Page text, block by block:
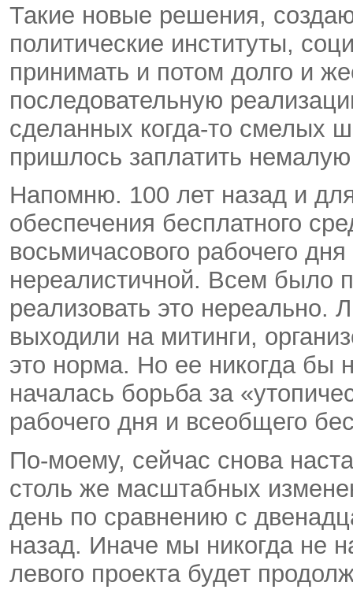
Такие новые решения,
политические институты,
принимать и потом долго и
последовательную
сделанных когда-то смелых
пришлось заплатить
Напомню. 100 лет назад и
обеспечения бесплатного
восьмичасового рабочего
нереалистичной. Всем было
реализовать это нереально.
выходили на митинги,
это норма. Но ее никогда бы
началась борьба за
рабочего дня и всеобщего
По-моему, сейчас снова
столь же масштабных
день по сравнению с
назад. Иначе мы никогда не
левого проекта будет